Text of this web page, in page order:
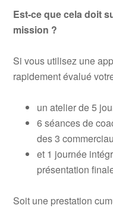
Est-ce que cela doit
mission ?
Si vous utilisez une
rapidement évalué
un atelier de 5
6 séances de
des 3
et 1 journée
présentation
Soit une prestation